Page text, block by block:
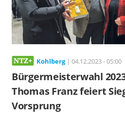
Kohlberg| 04.12.2023 - 05:00
Bürgermeisterwahl
Thomas Franz feiert
Vorsprung